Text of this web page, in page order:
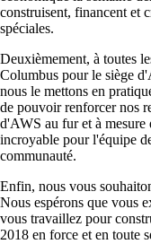
construisent, financent et
spéciales.
Deuxièmement, à toutes
Columbus pour le siège
nous le mettons en
de pouvoir renforcer nos
d'AWS au fur et à mesure
incroyable pour l'équipe
communauté.
Enfin, nous vous
Nous espérons que vous
vous travaillez pour
2018 en force et en toute